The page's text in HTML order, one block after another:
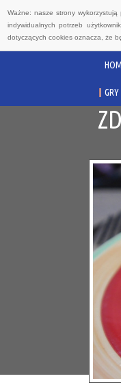
Ważne: nasze strony
indywidualnych potrzeb
dotyczących cookies oznacza, że
GRY